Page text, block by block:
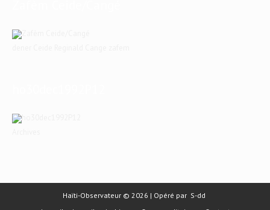
Haïti-Observateur © 2026 | Opéré par S-dd